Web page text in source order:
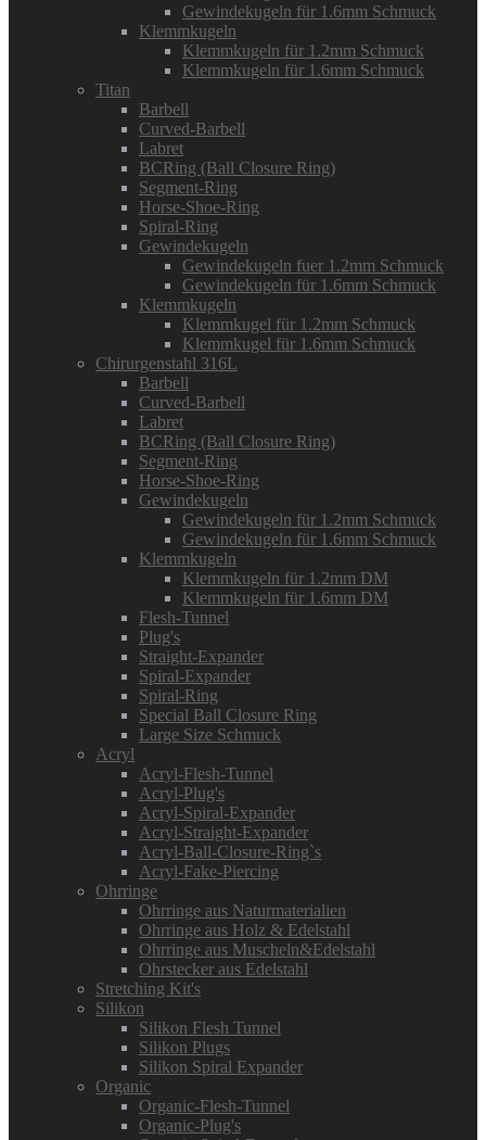
Gewindekugeln für 1.6mm Schmuck
Klemmkugeln
Klemmkugeln für 1.2mm Schmuck
Klemmkugeln für 1.6mm Schmuck
Titan
Barbell
Curved-Barbell
Labret
BCRing (Ball Closure Ring)
Segment-Ring
Horse-Shoe-Ring
Spiral-Ring
Gewindekugeln
Gewindekugeln fuer 1.2mm Schmuck
Gewindekugeln für 1.6mm Schmuck
Klemmkugeln
Klemmkugel für 1.2mm Schmuck
Klemmkugel für 1.6mm Schmuck
Chirurgenstahl 316L
Barbell
Curved-Barbell
Labret
BCRing (Ball Closure Ring)
Segment-Ring
Horse-Shoe-Ring
Gewindekugeln
Gewindekugeln für 1.2mm Schmuck
Gewindekugeln für 1.6mm Schmuck
Klemmkugeln
Klemmkugeln für 1.2mm DM
Klemmkugeln für 1.6mm DM
Flesh-Tunnel
Plug's
Straight-Expander
Spiral-Expander
Spiral-Ring
Special Ball Closure Ring
Large Size Schmuck
Acryl
Acryl-Flesh-Tunnel
Acryl-Plug's
Acryl-Spiral-Expander
Acryl-Straight-Expander
Acryl-Ball-Closure-Ring`s
Acryl-Fake-Piercing
Ohrringe
Ohrringe aus Naturmaterialien
Ohrringe aus Holz & Edelstahl
Ohrringe aus Muscheln&Edelstahl
Ohrstecker aus Edelstahl
Stretching Kit's
Silikon
Silikon Flesh Tunnel
Silikon Plugs
Silikon Spiral Expander
Organic
Organic-Flesh-Tunnel
Organic-Plug's